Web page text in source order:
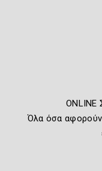
ONLINE
Όλα όσα αφορούν